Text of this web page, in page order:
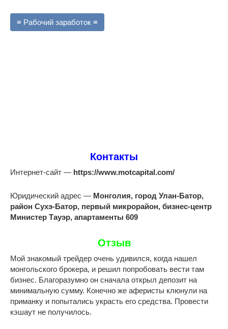
≡ Рабочий заработок ≡
Контакты
Интернет-сайт — https://www.motcapital.com/
Юридический адрес — Монголия, город Улан-Батор,
район Сухэ-Батор, первый микрорайон, бизнес-центр
Министер Тауэр, апартаменты 609
Отзыв
Мой знакомый трейдер очень удивился, когда нашел
монгольского брокера, и решил попробовать вести там
бизнес. Благоразумно он сначала открыл депозит на
минимальную сумму. Конечно же аферисты клюнули на
приманку и попытались украсть его средства. Провести
кэшаут не получилось.